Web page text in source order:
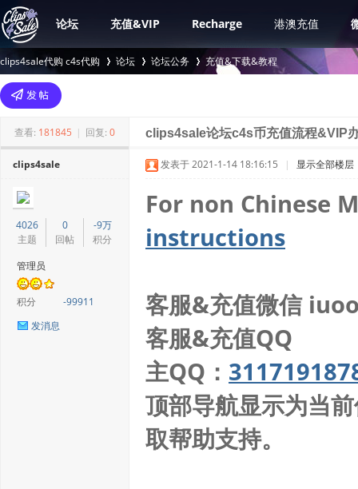
论坛 充值&VIP Recharge 港澳充值
clips4sale代购 c4s代购
>
论坛 论坛公务
›
充值&下载&教程
查看: 181845 | 回复: 0 clips4sale论坛c4s币充值流程&VIP
clips4sale
4026
主题
0
回帖
-9万
积分
管理员
积分
-99911
发消息
发表于 2021-1-14 18:16:15 | 显示全部楼层
For non Chinese
instructions
客服&充值微信
客服&充值QQ
主QQ：
顶部导航显示为当
取帮助支持。